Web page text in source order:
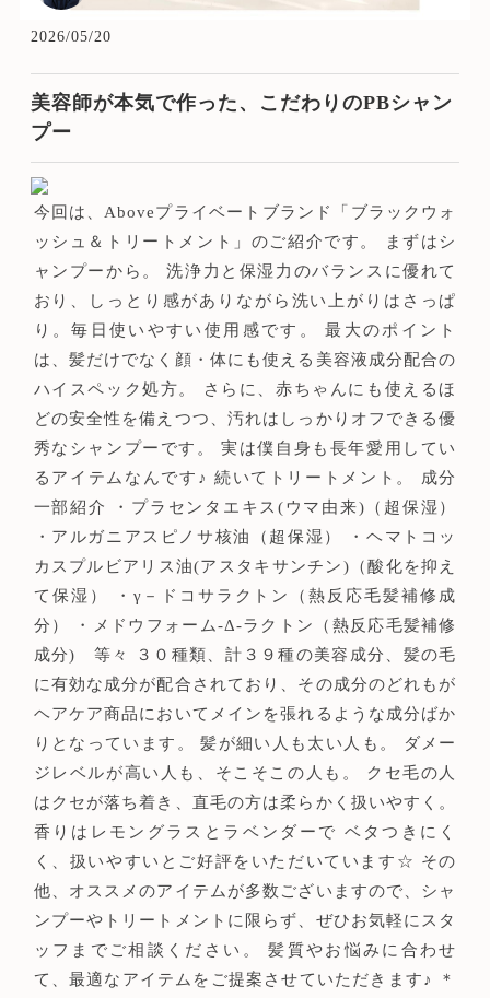
2026/05/20
美容師が本気で作った、こだわりのPBシャン
プー
今回は、Aboveプライベートブランド「ブラックウォ
ッシュ＆トリートメント」のご紹介です。 まずはシ
ャンプーから。 洗浄力と保湿力のバランスに優れて
おり、しっとり感がありながら洗い上がりはさっぱ
り。毎日使いやすい使用感です。 最大のポイント
は、髪だけでなく顔・体にも使える美容液成分配合の
ハイスペック処方。 さらに、赤ちゃんにも使えるほ
どの安全性を備えつつ、汚れはしっかりオフできる優
秀なシャンプーです。 実は僕自身も長年愛用してい
るアイテムなんです♪ 続いてトリートメント。 成分
一部紹介 ・プラセンタエキス(ウマ由来)（超保湿）
・アルガニアスピノサ核油（超保湿） ・ヘマトコッ
カスプルビアリス油(アスタキサンチン)（酸化を抑え
て保湿） ・γ－ドコサラクトン（熱反応毛髪補修成
分） ・メドウフォーム-Δ-ラクトン（熱反応毛髪補修
成分) 等々 ３０種類、計３９種の美容成分、髪の毛
に有効な成分が配合されており、その成分のどれもが
ヘアケア商品においてメインを張れるような成分ばか
りとなっています。 髪が細い人も太い人も。 ダメー
ジレベルが高い人も、そこそこの人も。 クセ毛の人
はクセが落ち着き、直毛の方は柔らかく扱いやすく。
香りはレモングラスとラベンダーで ベタつきにく
く、扱いやすいとご好評をいただいています☆ その
他、オススメのアイテムが多数ございますので、シャ
ンプーやトリートメントに限らず、ぜひお気軽にスタ
ッフまでご相談ください。 髪質やお悩みに合わせ
て、最適なアイテムをご提案させていただきます♪ ＊